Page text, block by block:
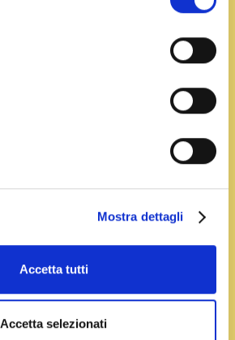
Mostra dettagli
Accetta tutti
Accetta selezionati